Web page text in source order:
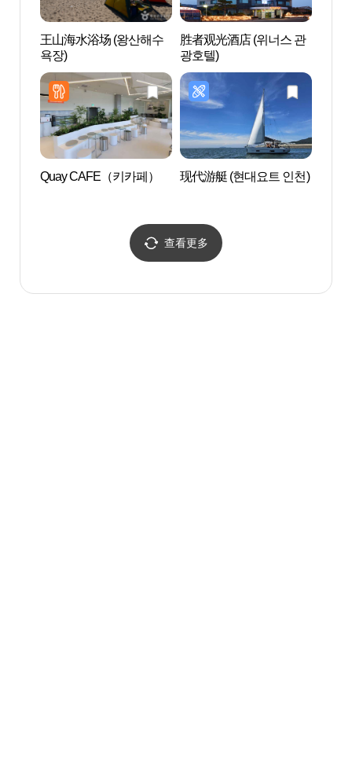
王山海水浴场 (왕산해수
욕장)
胜者观光酒店 (위너스 관
광호텔)
Quay CAFE（키카페） 现代游艇 (현대요트 인천)
查看更多